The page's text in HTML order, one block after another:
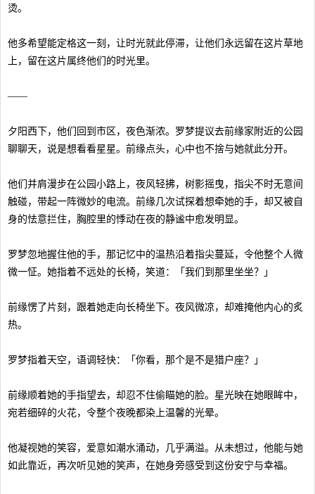
烫。
他多希望能定格这一刻，让时光就此停滞，让他们永远留在这片草地
上，留在这片属终他们的时光里。
——
夕阳西下，他们回到市区，夜色渐浓。罗梦提议去前缘家附近的公园
聊聊天，说是想看看星星。前缘点头，心中也不捨与她就此分开。
他们并肩漫步在公园小路上，夜风轻拂，树影摇曳，指尖不时无意间
触碰，带起一阵微妙的电流。前缘几次试探着想牵她的手，却又被自
身的怯意拦住，胸腔里的悸动在夜的静谧中愈发明显。
罗梦忽地握住他的手，那记忆中的温热沿着指尖蔓延，令他整个人微
微一怔。她指着不远处的长椅，笑道：「我们到那里坐坐？」
前缘愣了片刻，跟着她走向长椅坐下。夜风微凉，却难掩他内心的炙
热。
罗梦指着天空，语调轻快：「你看，那个是不是猎户座？」
前缘顺着她的手指望去，却忍不住偷瞄她的脸。星光映在她眼眸中，
宛若细碎的火花，令整个夜晚都染上温馨的光晕。
他凝视她的笑容，爱意如潮水涌动，几乎满溢。从未想过，他能与她
如此靠近，再次听见她的笑声，在她身旁感受到这份安宁与幸福。